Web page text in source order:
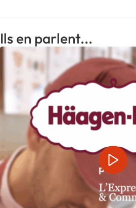
Ils en parlent...